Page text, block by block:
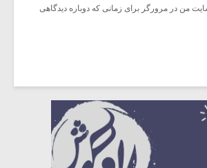
من در مرورگر برای زمانی که دوباره دیدگاهی